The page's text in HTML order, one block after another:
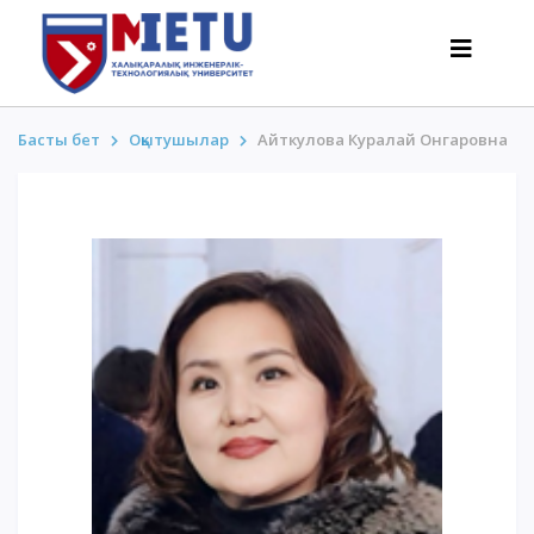
Оқуға түсу сценарийлері-2026
Барлығы қабылдау туралы
АнтиОлимпиада
50 баллдан төмен / ҰБТ-сыз
ҚЫЗЫҚТЫ
Басты бет Оқытушылар Айткулова Куралай Онгаровна